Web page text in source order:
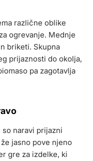
različne oblike
ogrevanje. Mednje
briketi. Skupna
prijaznosti do okolja,
pa zagotavlja
naravi prijazni
jasno pove njeno
gre za izdelke, ki